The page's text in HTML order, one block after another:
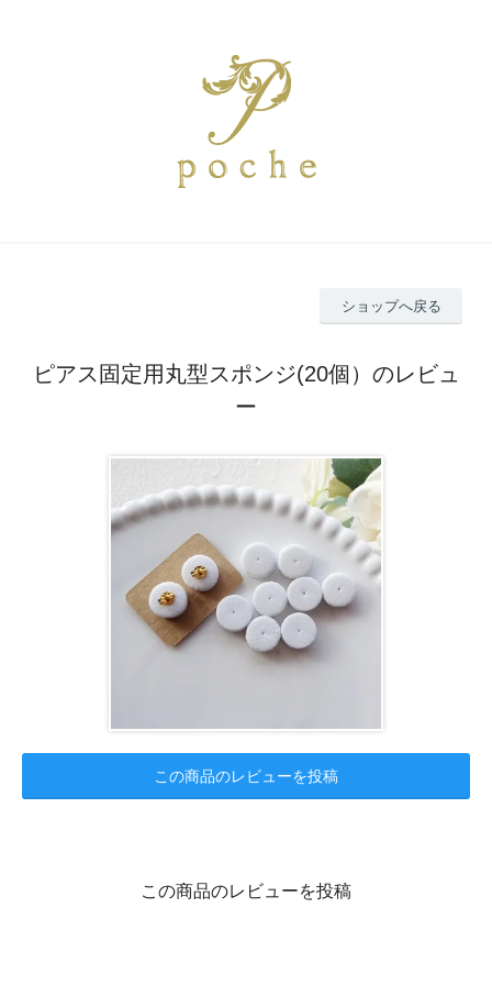
ショップへ戻る
ピアス固定用丸型スポンジ(20個）のレビュ
ー
この商品のレビューを投稿
この商品のレビューを投稿